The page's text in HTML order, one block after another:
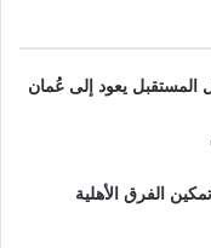
يعود إلى عُمان
الفرق الأهلية